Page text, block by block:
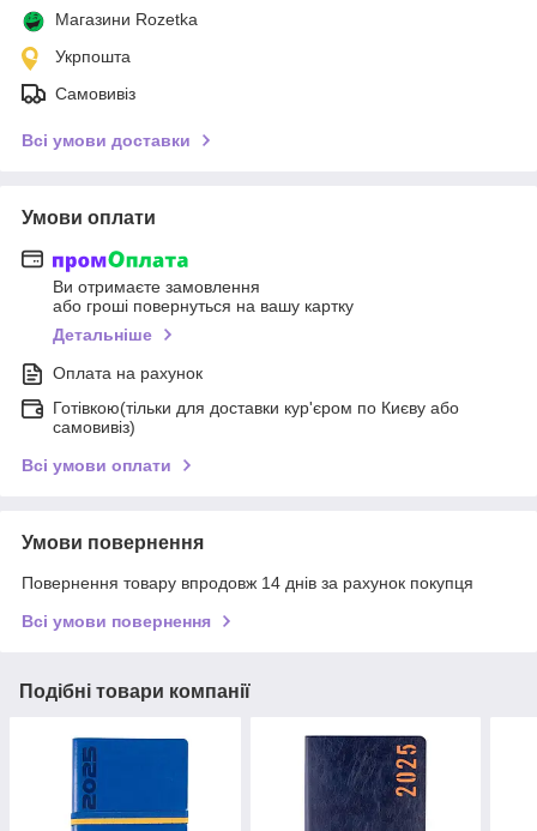
Магазини Rozetka
Укрпошта
Самовивіз
Всі умови доставки
Умови оплати
Ви отримаєте замовлення
або гроші повернуться на вашу картку
Детальніше
Оплата на рахунок
Готівкою(тільки для доставки кур'єром по Києву або
самовивіз)
Всі умови оплати
Умови повернення
Повернення товару впродовж 14 днів за рахунок покупця
Всі умови повернення
Подібні товари компанії